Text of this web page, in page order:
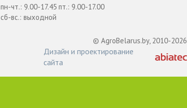
пн-чт.: 9.00-17.45 пт.: 9.00-17.00
сб-вс.: выходной
© AgroBelarus.by, 2010-2026
Дизайн и проектирование
сайта